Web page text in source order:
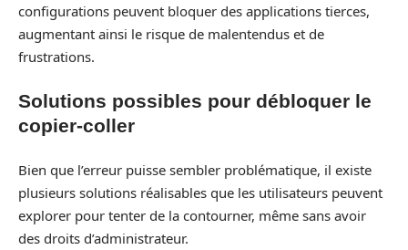
configurations peuvent bloquer des applications tierces,
augmentant ainsi le risque de malentendus et de
frustrations.
Solutions possibles pour débloquer le
copier-coller
Bien que l’erreur puisse sembler problématique, il existe
plusieurs solutions réalisables que les utilisateurs peuvent
explorer pour tenter de la contourner, même sans avoir
des droits d’administrateur.